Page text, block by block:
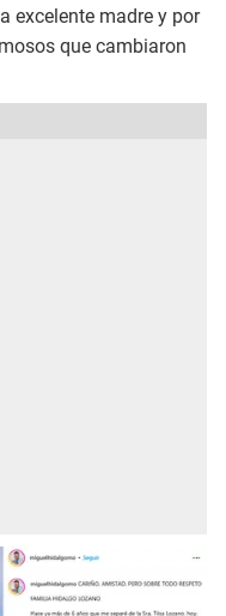
excelente madre y por
que cambiaron